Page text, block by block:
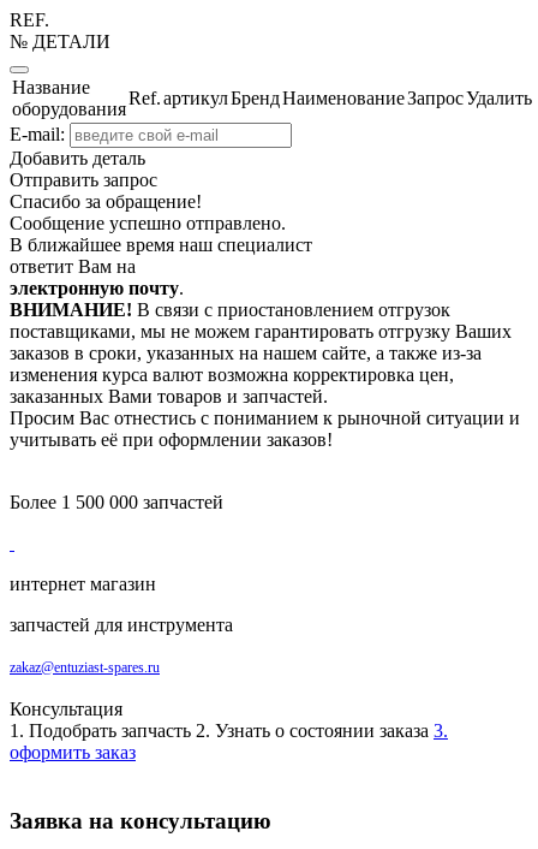
REF.
№ ДЕТАЛИ
Название
оборудования
Ref.артикулБрендНаименованиеЗапросУдалить
E-mail:
Добавить деталь
Отправить запрос
Спасибо за обращение!
Сообщение успешно отправлено.
В ближайшее время наш специалист
ответит Вам на
электронную почту.
ВНИМАНИЕ! В связи с приостановлением отгрузок
поставщиками, мы не можем гарантировать отгрузку Ваших
заказов в сроки, указанных на нашем сайте, а также из-за
изменения курса валют возможна корректировка цен,
заказанных Вами товаров и запчастей.
Просим Вас отнестись с пониманием к рыночной ситуации и
учитывать её при оформлении заказов!
Более 1 500 000 запчастей
интернет магазин
запчастей для инструмента
zakaz@entuziast-spares.ru
Консультация
1. Подобрать запчасть 2. Узнать о состоянии заказа 3.
оформить заказ
Заявка на консультацию